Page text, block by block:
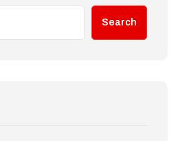
Search